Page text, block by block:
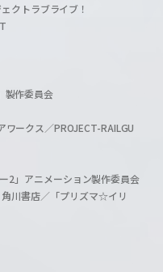
トラブライブ！
製作委員会
ークス／PROJECT-RAILGU
」アニメーション製作委員会
川書店／「プリズマ☆イリ